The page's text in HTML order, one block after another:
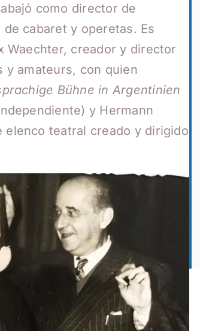
como director de
cabaret y operetas. Es
Waechter, creador y director
y amateurs, con quien
Bühne in Argentinien
y Hermann
elenco teatral creado y dirigido